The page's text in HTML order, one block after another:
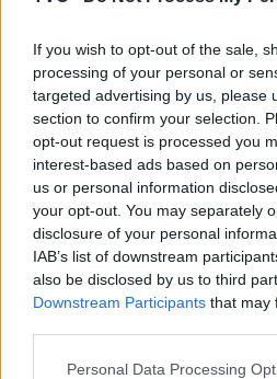
If you wish to opt-out of the sale,
processing of your personal or
targeted advertising by us, please
section to confirm your selection.
opt-out request is processed you
interest-based ads based on
us or personal information
your opt-out. You may separately
disclosure of your personal
IAB’s list of downstream
also be disclosed by us to third
Downstream Participants that may
Personal Data Processing
Artigo anterior
Região de Leiria perdeu 25
médicos desde o início do
ano